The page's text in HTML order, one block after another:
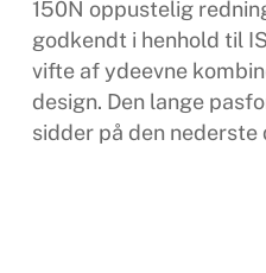
150N oppustelig
godkendt i henhold til
vifte af ydeevne
design. Den lange
sidder på den